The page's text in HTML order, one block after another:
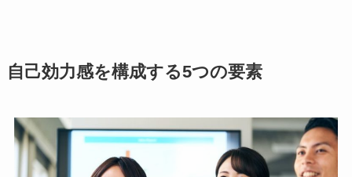
自己効力感を構成する5つの要素